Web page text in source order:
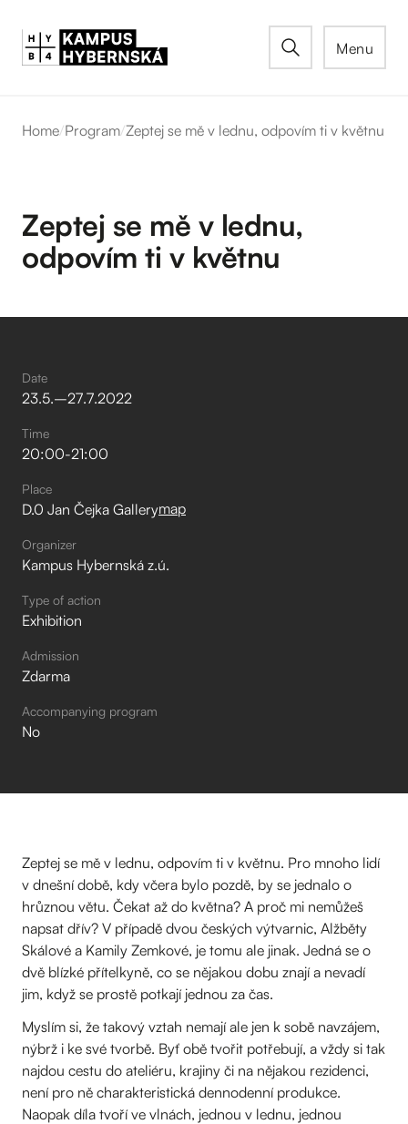
Menu
Home/Program/Zeptej se mě v lednu, odpovím ti v květnu
Zeptej se mě v lednu,
odpovím ti v květnu
Date
23.5.–⁠27.7.2022
Time
20:00-21:00
Place
D.0 Jan Čejka Gallerymap
Organizer
Kampus Hybernská z.ú.
Type of action
Exhibition
Admission
Zdarma
Accompanying program
No
Zeptej se mě v lednu, odpovím ti v květnu. Pro mnoho lidí
v dnešní době, kdy včera bylo pozdě, by se jednalo o
hrůznou větu. Čekat až do května? A proč mi nemůžeš
napsat dřív? V případě dvou českých výtvarnic, Alžběty
Skálové a Kamily Zemkové, je tomu ale jinak. Jedná se o
dvě blízké přítelkyně, co se nějakou dobu znají a nevadí
jim, když se prostě potkají jednou za čas.
Myslím si, že takový vztah nemají ale jen k sobě navzájem,
nýbrž i ke své tvorbě. Byť obě tvořit potřebují, a vždy si tak
najdou cestu do ateliéru, krajiny či na nějakou rezidenci,
není pro ně charakteristická dennodenní produkce.
Naopak díla tvoří ve vlnách, jednou v lednu, jednou